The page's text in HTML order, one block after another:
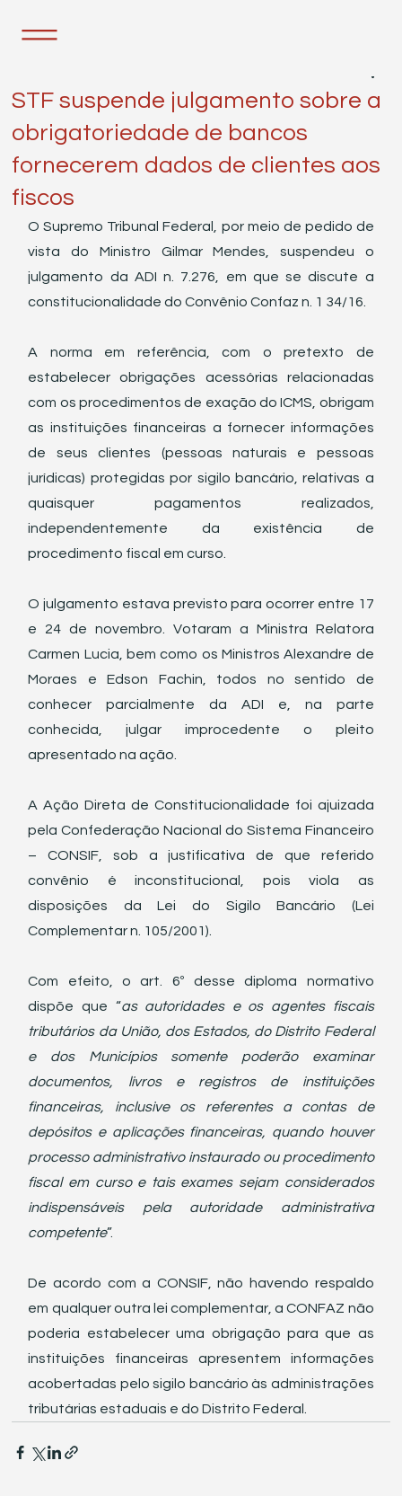
STF suspende julgamento sobre a
obrigatoriedade de bancos
fornecerem dados de clientes aos
fiscos
O Supremo Tribunal Federal, por meio de pedido de
vista do Ministro Gilmar Mendes, suspendeu o
julgamento da ADI n. 7.276, em que se discute a
constitucionalidade do Convênio Confaz n. 1 34/16.
A norma em referência, com o pretexto de
estabelecer obrigações acessórias relacionadas
com os procedimentos de exação do ICMS, obrigam
as instituições financeiras a fornecer informações
de seus clientes (pessoas naturais e pessoas
jurídicas) protegidas por sigilo bancário, relativas a
quaisquer pagamentos realizados,
independentemente da existência de
procedimento fiscal em curso.
O julgamento estava previsto para ocorrer entre 17
e 24 de novembro. Votaram a Ministra Relatora
Carmen Lucia, bem como os Ministros Alexandre de
Moraes e Edson Fachin, todos no sentido de
conhecer parcialmente da ADI e, na parte
conhecida, julgar improcedente o pleito
apresentado na ação.
A Ação Direta de Constitucionalidade foi ajuizada
pela Confederação Nacional do Sistema Financeiro
– CONSIF, sob a justificativa de que referido
convênio é inconstitucional, pois viola as
disposições da Lei do Sigilo Bancário (Lei
Complementar n. 105/2001).
Com efeito, o art. 6º desse diploma normativo
dispõe que “as autoridades e os agentes fiscais
tributários da União, dos Estados, do Distrito Federal
e dos Municípios somente poderão examinar
documentos, livros e registros de instituições
financeiras, inclusive os referentes a contas de
depósitos e aplicações financeiras, quando houver
processo administrativo instaurado ou procedimento
fiscal em curso e tais exames sejam considerados
indispensáveis pela autoridade administrativa
competente”.
De acordo com a CONSIF, não havendo respaldo
em qualquer outra lei complementar, a CONFAZ não
poderia estabelecer uma obrigação para que as
instituições financeiras apresentem informações
acobertadas pelo sigilo bancário às administrações
tributárias estaduais e do Distrito Federal.